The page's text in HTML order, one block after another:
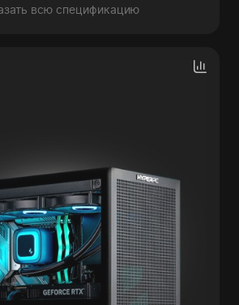
всю спецификацию